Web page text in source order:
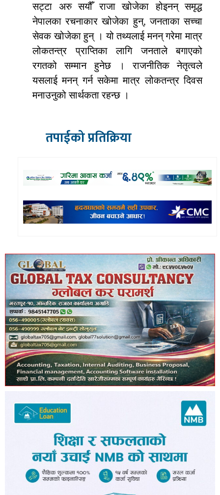
सट्टा अरु सयौँ राजा खोजेका होइनन् समृद्ध
नेपालका रचनाकार खोजेका हुन्, जनताका सच्चा
सेवक खोजेका हुन् । यो तथ्यलाई मनन् गरेमा मात्र
लोकतन्त्र प्राप्तिका लागि जनताले बगाएको
रगतको सम्मान हुनेछ । राजनीतिक नेतृत्वले
यसलाई मनन् गर्न सकेमा मात्र लोकतन्त्र दिवस
मनाउनुको सार्थकता रहन्छ ।
तपाईको प्रतिक्रिया